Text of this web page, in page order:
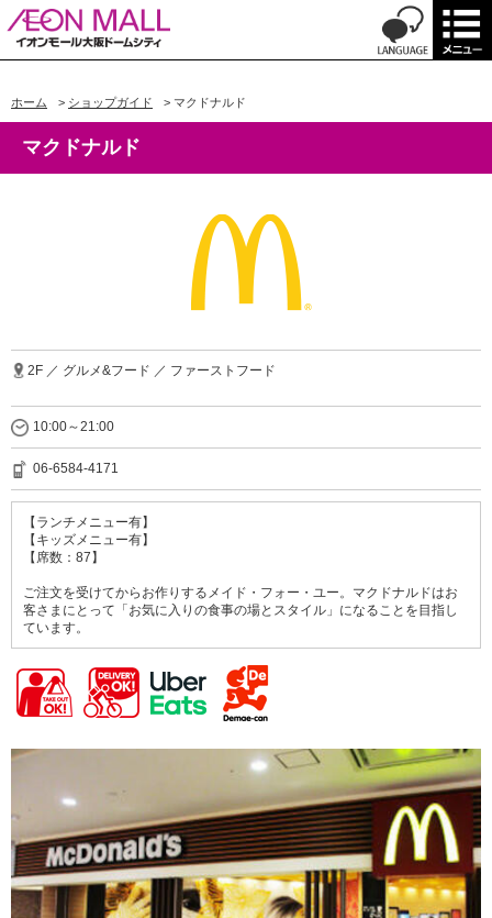
ホーム > ショップガイド > マクドナルド
マクドナルド
2F ／ グルメ&フード ／ ファーストフード
10:00～21:00
06-6584-4171
【ランチメニュー有】
【キッズメニュー有】
【席数：87】
ご注文を受けてからお作りするメイド・フォー・ユー。マクドナルドはお
客さまにとって「お気に入りの食事の場とスタイル」になることを目指し
ています。